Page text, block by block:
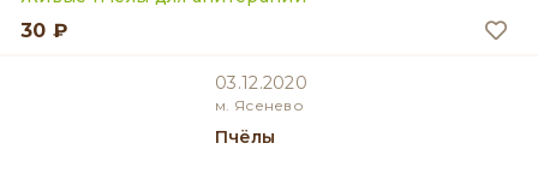
30 ₽
03.12.2020
м. Ясенево
Пчёлы